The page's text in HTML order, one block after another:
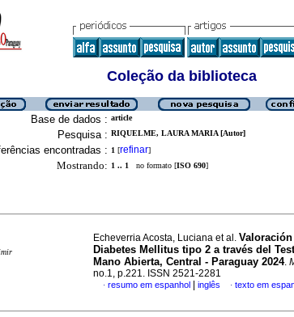
Coleção da biblioteca
Base de dados : article
Pesquisa : RIQUELME, LAURA MARIA [Autor]
encontradas : 1 [refinar]
Mostrando: 1 .. 1 no formato [ISO 690]
Echeverria Acosta, Luciana et al.
Diabetes Mellitus tipo 2 a través del
Mano Abierta, Central - Paraguay 2024.
no.1, p.221. ISSN 2521-2281
· resumo em espanhol inglês · texto em